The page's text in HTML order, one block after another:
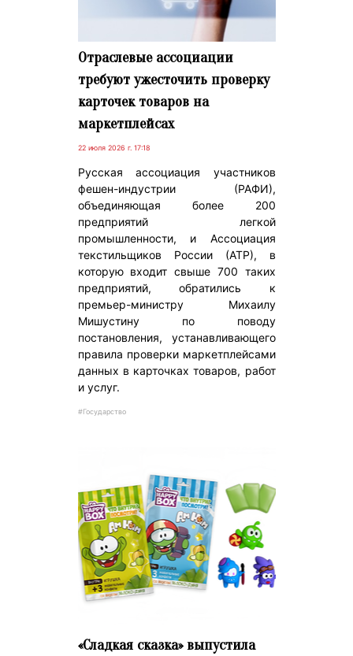
Отраслевые ассоциации
требуют ужесточить проверку
карточек товаров на
маркетплейсах
22 июля 2026 г. 17:18
Русская ассоциация участников
фешен-индустрии (РАФИ),
объединяющая более 200
предприятий легкой
промышленности, и Ассоциация
текстильщиков России (АТР), в
которую входит свыше 700 таких
предприятий, обратились к
премьер-министру Михаилу
Мишустину по поводу
постановления, устанавливающего
правила проверки маркетплейсами
данных в карточках товаров, работ
и услуг.
#Государство
«Сладкая сказка» выпустила